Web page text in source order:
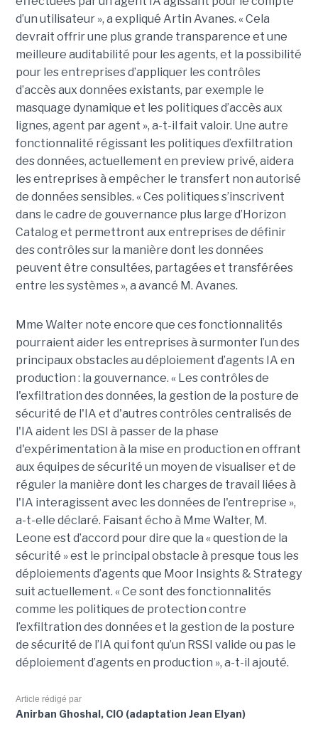
d’un utilisateur », a expliqué Artin Avanes. « Cela
devrait offrir une plus grande transparence et une
meilleure auditabilité pour les agents, et la possibilité
pour les entreprises d’appliquer les contrôles
d’accès aux données existants, par exemple le
masquage dynamique et les politiques d’accès aux
lignes, agent par agent », a-t-il fait valoir. Une autre
fonctionnalité régissant les politiques d’exfiltration
des données, actuellement en preview privé, aidera
les entreprises à empêcher le transfert non autorisé
de données sensibles. « Ces politiques s’inscrivent
dans le cadre de gouvernance plus large d’Horizon
Catalog et permettront aux entreprises de définir
des contrôles sur la manière dont les données
peuvent être consultées, partagées et transférées
entre les systèmes », a avancé M. Avanes.
Mme Walter note encore que ces fonctionnalités
pourraient aider les entreprises à surmonter l’un des
principaux obstacles au déploiement d’agents IA en
production : la gouvernance. « Les contrôles de
l'exfiltration des données, la gestion de la posture de
sécurité de l'IA et d'autres contrôles centralisés de
l'IA aident les DSI à passer de la phase
d'expérimentation à la mise en production en offrant
aux équipes de sécurité un moyen de visualiser et de
réguler la manière dont les charges de travail liées à
l'IA interagissent avec les données de l'entreprise »,
a-t-elle déclaré. Faisant écho à Mme Walter, M.
Leone est d’accord pour dire que la « question de la
sécurité » est le principal obstacle à presque tous les
déploiements d’agents que Moor Insights & Strategy
suit actuellement. « Ce sont des fonctionnalités
comme les politiques de protection contre
l’exfiltration des données et la gestion de la posture
de sécurité de l’IA qui font qu’un RSSI valide ou pas le
déploiement d’agents en production », a-t-il ajouté.
Article rédigé par
Anirban Ghoshal, CIO (adaptation Jean Elyan)